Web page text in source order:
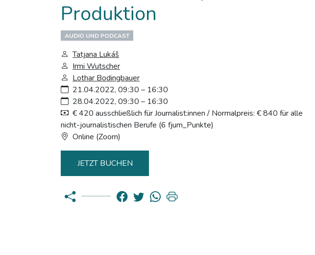
Produktion
AUDIO UND PODCAST
Tatjana Lukáš
Irmi Wutscher
Lothar Bodingbauer
21.04.2022, 09:30 – 16:30
28.04.2022, 09:30 – 16:30
€ 420 ausschließlich für Journalist:innen / Normalpreis: € 840 für alle
nicht-journalistischen Berufe (6 fjum_Punkte)
Online (Zoom)
JETZT BUCHEN